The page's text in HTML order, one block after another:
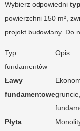
Wybierz odpowiedni
powierzchni 150 m²,
projekt budowlany. Do
Typ
fundamentów
Opis
Ławy
fundamentowe
Płyta